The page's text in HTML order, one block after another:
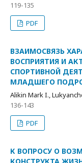
119-135
PDF
ВЗАИМОСВЯЗЬ
ВОСПРИЯТИЯ И
СПОРТИВНОЙ
МЛАДШЕГО
Alikin Mark I.,
136-143
PDF
К ВОПРОСУ О